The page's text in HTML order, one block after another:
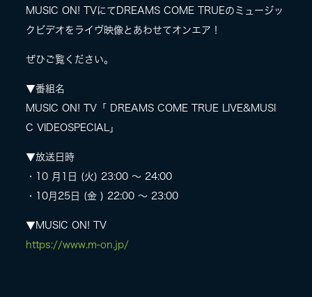
MUSIC ON! TVにてDREAMS COME TRUEのミュージッ
クビデオをライヴ映像とあわせてオンエア！
ぜひご覧ください。
▼番組名
MUSIC ON! TV「 DREAMS COME TRUE LIVE&MUSI
C VIDEOSPECIAL」
▼放送日時
・10 月1日 (火) 23:00 ～ 24:00
・10月25日 (金 ) 22:00 ～ 23:00
▼MUSIC ON! TV
https://www.m-on.jp/